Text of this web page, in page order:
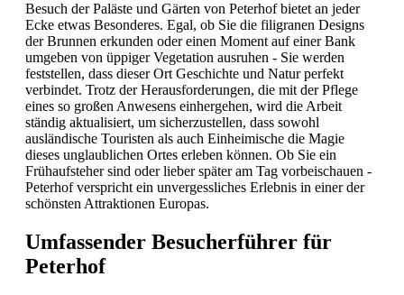
Besuch der Paläste und Gärten von Peterhof bietet an jeder
Ecke etwas Besonderes. Egal, ob Sie die filigranen Designs
der Brunnen erkunden oder einen Moment auf einer Bank
umgeben von üppiger Vegetation ausruhen - Sie werden
feststellen, dass dieser Ort Geschichte und Natur perfekt
verbindet. Trotz der Herausforderungen, die mit der Pflege
eines so großen Anwesens einhergehen, wird die Arbeit
ständig aktualisiert, um sicherzustellen, dass sowohl
ausländische Touristen als auch Einheimische die Magie
dieses unglaublichen Ortes erleben können. Ob Sie ein
Frühaufsteher sind oder lieber später am Tag vorbeischauen -
Peterhof verspricht ein unvergessliches Erlebnis in einer der
schönsten Attraktionen Europas.
Umfassender Besucherführer für
Peterhof